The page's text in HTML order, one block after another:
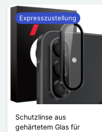
Schutzlinse aus
gehärtetem Glas für
Expresszustellung